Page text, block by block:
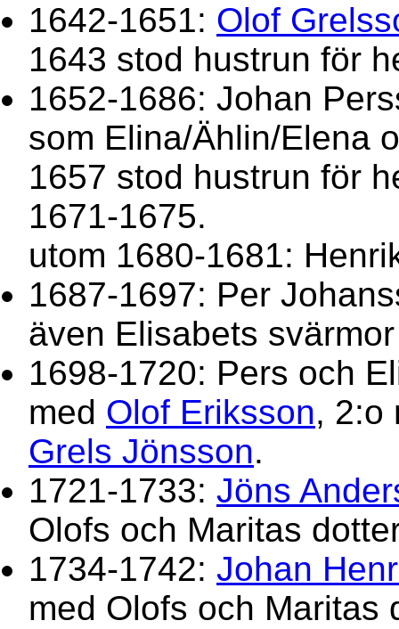
1642-1651: Olof
1643 stod hustrun för
1652-1686: Johan
som Elina/Ählin/Elena
1657 stod hustrun för
1671-1675.
utom 1680-1681:
1687-1697: Per
även Elisabets
1698-1720: Pers och
med Olof Eriksson, 2:o
Grels Jönsson.
1721-1733: Jöns
Olofs och Maritas
1734-1742: Johan
med Olofs och Maritas